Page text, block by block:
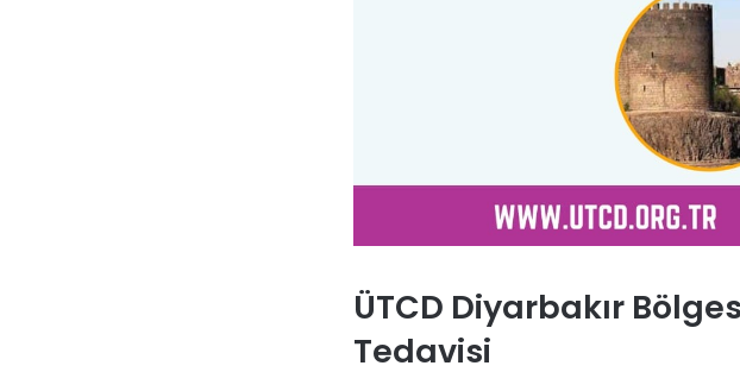
ÜTCD Diyarbakır
Tedavisi